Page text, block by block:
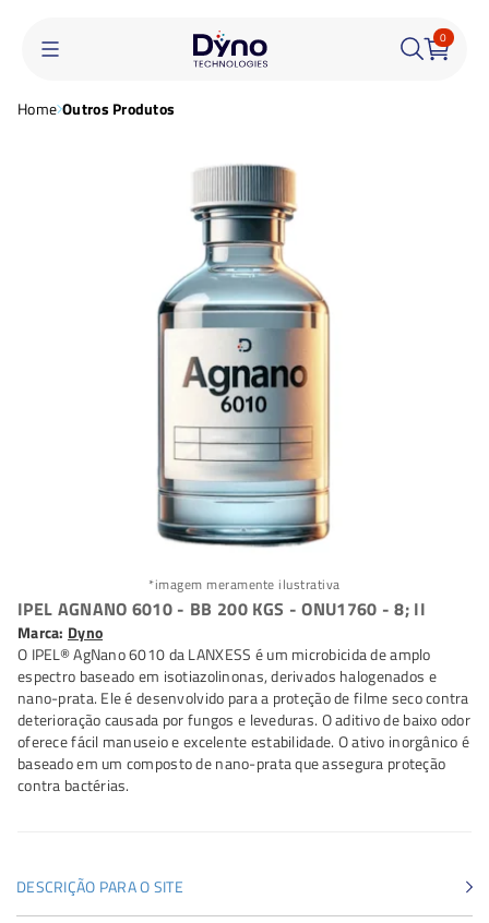
0
Home Outros Produtos
*imagem meramente ilustrativa
IPEL AGNANO 6010 - BB 200 KGS - ONU1760 - 8; II
Marca: Dyno
O IPEL® AgNano 6010 da LANXESS é um microbicida de amplo
espectro baseado em isotiazolinonas, derivados halogenados e
nano-prata. Ele é desenvolvido para a proteção de filme seco contra
deterioração causada por fungos e leveduras. O aditivo de baixo odor
oferece fácil manuseio e excelente estabilidade. O ativo inorgânico é
baseado em um composto de nano-prata que assegura proteção
contra bactérias.
DESCRIÇÃO PARA O SITE